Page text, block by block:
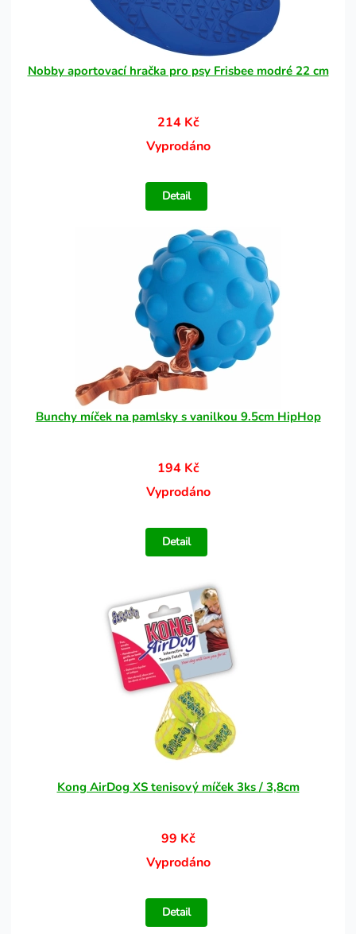
Nobby aportovací hračka pro psy Frisbee modré 22 cm
214 Kč
Vyprodáno
Detail
Bunchy míček na pamlsky s vanilkou 9.5cm HipHop
194 Kč
Vyprodáno
Detail
Kong AirDog XS tenisový míček 3ks / 3,8cm
99 Kč
Vyprodáno
Detail